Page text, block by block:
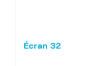
Écran 32